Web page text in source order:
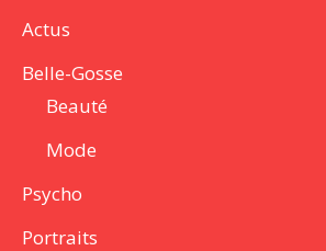
Actus
Belle-Gosse
Beauté
Mode
Psycho
Portraits